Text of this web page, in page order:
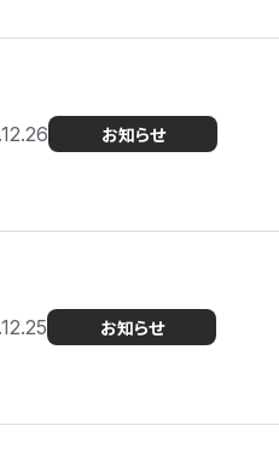
お知らせ
お知らせ